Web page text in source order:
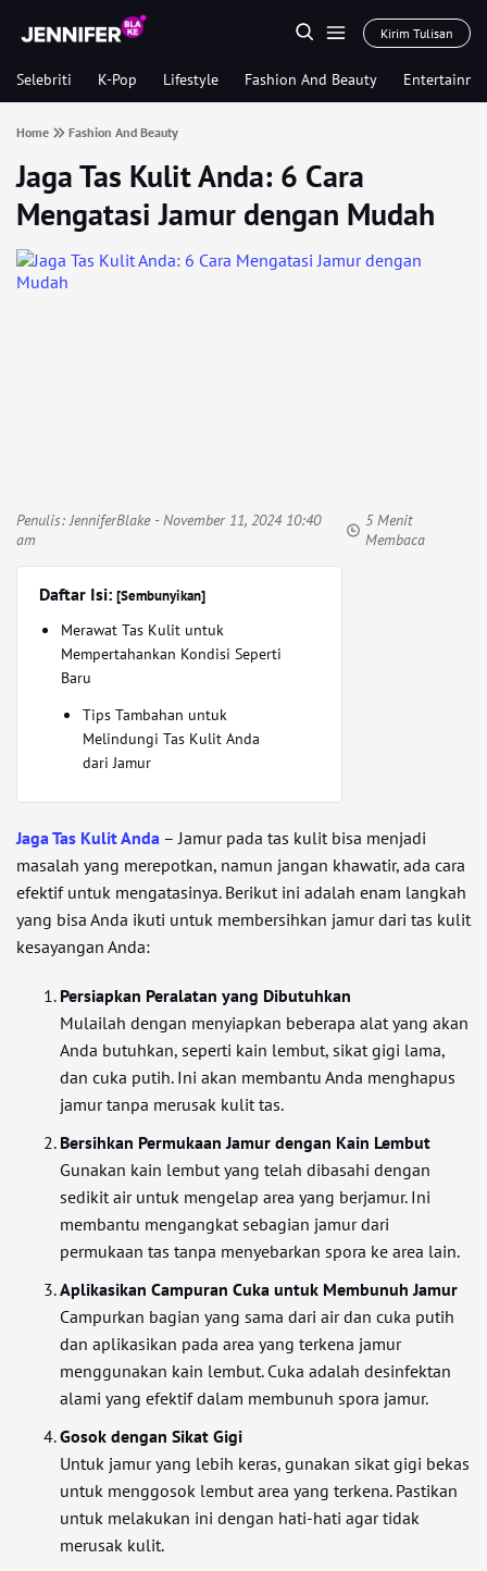
Kirim Tulisan
Selebriti K-Pop Lifestyle Fashion And Beauty
Home Fashion And Beauty
Jaga Tas Kulit Anda: 6 Cara
Mengatasi Jamur dengan Mudah
Penulis:JenniferBlake- November 11, 2024 10:40
am
5 Menit
Membaca
Daftar Isi: [Sembunyikan]
Merawat Tas Kulit untuk
Mempertahankan Kondisi Seperti
Baru
Tips Tambahan untuk
Melindungi Tas Kulit Anda
dari Jamur
Jaga Tas Kulit Anda – Jamur pada tas kulit bisa menjadi
masalah yang merepotkan, namun jangan khawatir, ada cara
efektif untuk mengatasinya. Berikut ini adalah enam langkah
yang bisa Anda ikuti untuk membersihkan jamur dari tas kulit
kesayangan Anda:
Persiapkan Peralatan yang Dibutuhkan
Mulailah dengan menyiapkan beberapa alat yang akan
Anda butuhkan, seperti kain lembut, sikat gigi lama,
dan cuka putih. Ini akan membantu Anda menghapus
jamur tanpa merusak kulit tas.
Bersihkan Permukaan Jamur dengan Kain Lembut
Gunakan kain lembut yang telah dibasahi dengan
sedikit air untuk mengelap area yang berjamur. Ini
membantu mengangkat sebagian jamur dari
permukaan tas tanpa menyebarkan spora ke area lain.
Aplikasikan Campuran Cuka untuk Membunuh Jamur
Campurkan bagian yang sama dari air dan cuka putih
dan aplikasikan pada area yang terkena jamur
menggunakan kain lembut. Cuka adalah desinfektan
alami yang efektif dalam membunuh spora jamur.
Gosok dengan Sikat Gigi
Untuk jamur yang lebih keras, gunakan sikat gigi bekas
untuk menggosok lembut area yang terkena. Pastikan
untuk melakukan ini dengan hati-hati agar tidak
merusak kulit.